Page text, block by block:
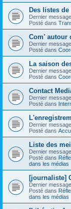
Des listes
Dernier
Posté dans
Com' autour
Dernier
Posté dans
La saison
Dernier
Posté dans
Contact
Dernier
Posté dans
Dernier
Posté dans
Liste des
Dernier
Posté dans
dans les médias
[journaliste]
Dernier
Posté dans
dans les médias